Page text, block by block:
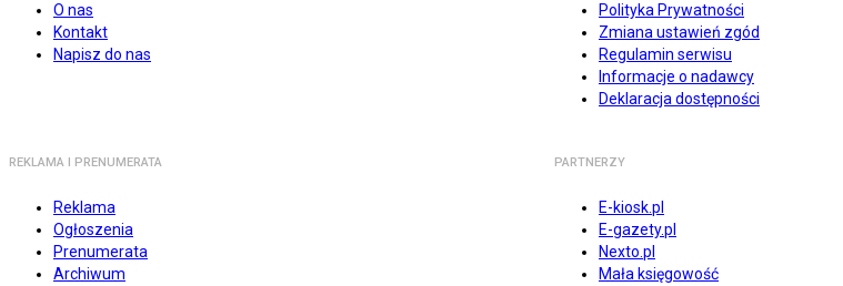
O nas
Kontakt
Napisz do nas
Polityka Prywatności
Zmiana ustawień zgód
Regulamin serwisu
Informacje o nadawcy
Deklaracja dostępności
REKLAMA I PRENUMERATA
Reklama
Ogłoszenia
Prenumerata
Archiwum
PARTNERZY
E-kiosk.pl
E-gazety.pl
Nexto.pl
Mała księgowość